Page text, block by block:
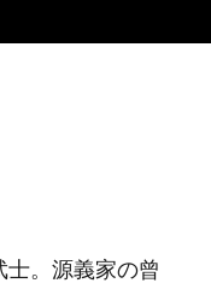
。源義家の曾